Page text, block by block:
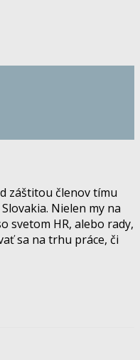
záštitou členov tímu
Nielen my na
svetom HR, alebo rady,
sa na trhu práce, či